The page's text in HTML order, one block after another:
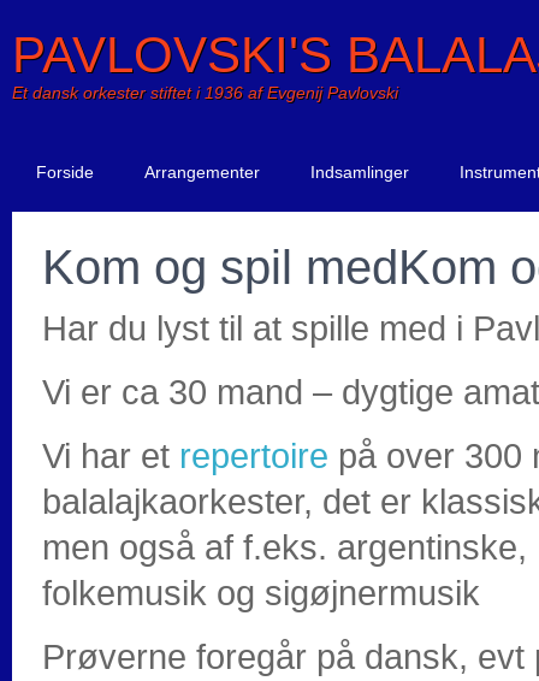
PAVLOVSKI'S
Et dansk orkester stiftet i 1936 af Evgenij Pavlovski
Forside Arrangementer Indsamlinger
Kom og spil medKom
Har du lyst til at spille med i
Vi er ca 30 mand – dygtige
Vi har et repertoire på over 300
balalajkaorkester, det er
men også af f.eks.
folkemusik og sigøjnermusik
Prøverne foregår på dansk,